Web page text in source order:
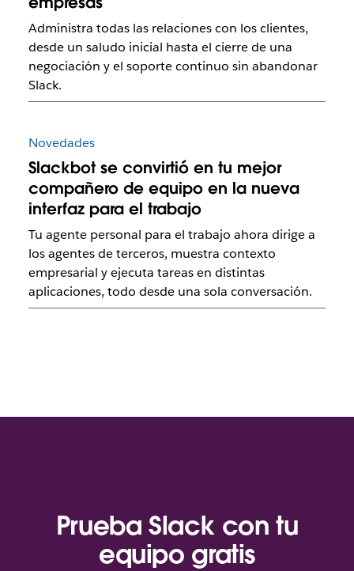
Administra todas las relaciones con los clientes,
desde un saludo inicial hasta el cierre de una
negociación y el soporte continuo sin abandonar
Slack.
Novedades
Slackbot se convirtió en tu mejor
compañero de equipo en la nueva
interfaz para el trabajo
Tu agente personal para el trabajo ahora dirige a
los agentes de terceros, muestra contexto
empresarial y ejecuta tareas en distintas
aplicaciones, todo desde una sola conversación.
Prueba Slack con tu
equipo gratis